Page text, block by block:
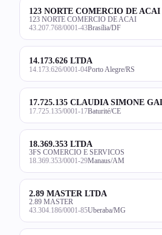
123 NORTE COMERCIO DE
123 NORTE COMERCIO DE ACAI
43.207.768/0001-43Brasília/DF
14.173.626 LTDA
14.173.626/0001-04Porto Alegre/RS
17.725.135 CLAUDIA SIMONE
17.725.135/0001-17Baturité/CE
18.369.353 LTDA
3FS COMERCIO E SERVICOS
18.369.353/0001-29Manaus/AM
2.89 MASTER LTDA
2.89 MASTER
43.304.186/0001-85Uberaba/MG